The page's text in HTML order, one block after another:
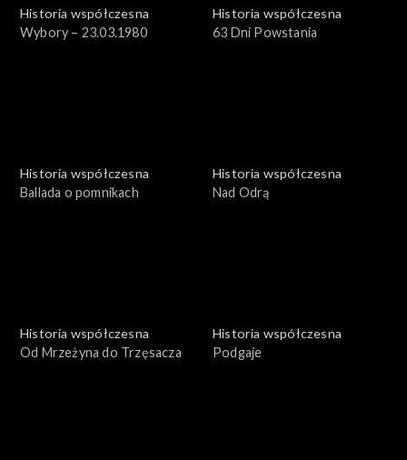
Historia współczesna
Wybory – 23.03.1980
Historia współczesna
63 Dni Powstania
Historia współczesna
Ballada o pomnikach
Historia współczesna
Nad Odrą
Historia współczesna
Od Mrzeżyna do Trzęsacza
Historia współczesna
Podgaje